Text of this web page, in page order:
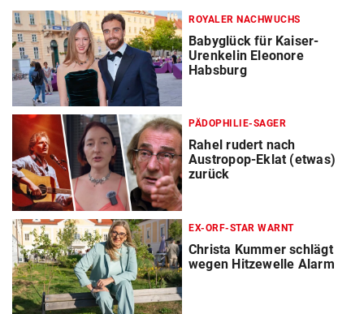
ROYALER NACHWUCHS
Babyglück für Kaiser-
Urenkelin Eleonore
Habsburg
PÄDOPHILIE-SAGER
Rahel rudert nach
Austropop-Eklat (etwas)
zurück
EX-ORF-STAR WARNT
Christa Kummer schlägt
wegen Hitzewelle Alarm